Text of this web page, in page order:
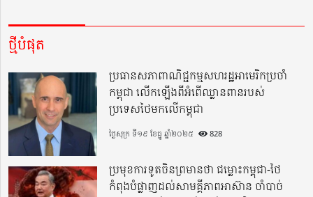
ថ្មីបំផុត
ប្រធានសភាពាណិជ្ជកម្មសហរដ្ឋអាមេរិកប្រចាំ
កម្ពុជា លើកឡើងពីអំពើឈ្លានពានរបស់
ប្រទេសថៃមកលើកម្ពុជា
ថ្ងៃសុក្រ ទី១៩ ខែធ្នូ ឆ្នាំ២០២៥ 828
ប្រមុខការទូតចិនព្រមានថា ជម្លោះកម្ពុជា-ថៃ
កំពុងបំផ្លាញដល់សាមគ្គីភាពអាស៊ាន ចាំបាច់